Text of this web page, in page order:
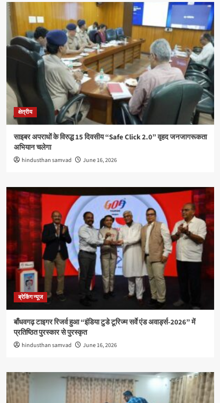
क्षेत्रीय
साइबर अपराधों के विरुद्ध 15 दिवसीय “Safe Click 2.0” वृहद जनजागरूकता
अभियान चलेगा
hindusthan samvad June 16, 2026
ब्रेकिंग न्यूज
बाँधवगढ़ टाइगर रिजर्व हुआ “इंडिया टुडे टूरिज्म सर्वे एंड अवार्ड्स-2026” में
प्रतिष्ठित पुरस्कार से पुरस्कृत
hindusthan samvad June 16, 2026